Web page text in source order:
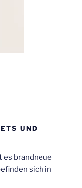
UND
es brandneue
sich in